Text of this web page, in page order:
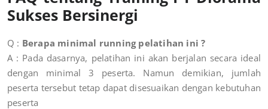
Sukses Bersinergi
Q : Berapa minimal running pelatihan ini ?
A : Pada dasarnya, pelatihan ini akan berjalan secara ideal
dengan minimal 3 peserta. Namun demikian, jumlah
peserta tersebut tetap dapat disesuaikan dengan kebutuhan
peserta